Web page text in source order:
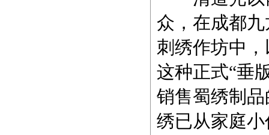
众，在成都
刺绣作坊中，
这种正式“垂
销售蜀绣制
绣已从家庭